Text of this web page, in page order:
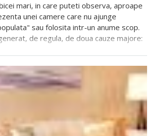
mari, in care puteti observa, aproape
unei camere care nu ajunge
sau folosita intr-un anume scop.
de regula, de doua cauze majore: